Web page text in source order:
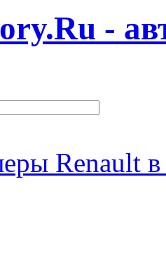
-
Renault в